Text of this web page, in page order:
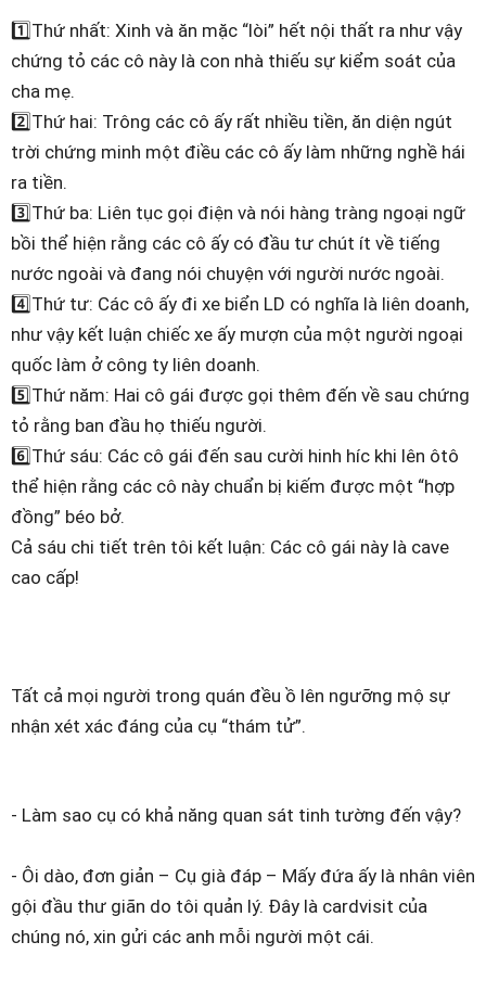
1️⃣Thứ nhất: Xinh và ăn mặc “lòi” hết nội thất ra như vậy
chứng tỏ các cô này là con nhà thiếu sự kiểm soát của
cha mẹ.
2️⃣Thứ hai: Trông các cô ấy rất nhiều tiền, ăn diện ngút
trời chứng minh một điều các cô ấy làm những nghề hái
ra tiền.
3️⃣Thứ ba: Liên tục gọi điện và nói hàng tràng ngoại ngữ
bồi thể hiện rằng các cô ấy có đầu tư chút ít về tiếng
nước ngoài và đang nói chuyện với người nước ngoài.
4️⃣Thứ tư: Các cô ấy đi xe biển LD có nghĩa là liên doanh,
như vậy kết luận chiếc xe ấy mượn của một người ngoại
quốc làm ở công ty liên doanh.
5️⃣Thứ năm: Hai cô gái được gọi thêm đến về sau chứng
tỏ rằng ban đầu họ thiếu người.
6️⃣Thứ sáu: Các cô gái đến sau cười hinh híc khi lên ôtô
thể hiện rằng các cô này chuẩn bị kiếm được một “hợp
đồng” béo bở.
Cả sáu chi tiết trên tôi kết luận: Các cô gái này là cave
cao cấp!
Tất cả mọi người trong quán đều ồ lên ngưỡng mộ sự
nhận xét xác đáng của cụ “thám tử”.
- Làm sao cụ có khả năng quan sát tinh tường đến vậy?
- Ôi dào, đơn giản – Cụ già đáp – Mấy đứa ấy là nhân viên
gội đầu thư giãn do tôi quản lý. Đây là cardvisit của
chúng nó, xin gửi các anh mỗi người một cái.